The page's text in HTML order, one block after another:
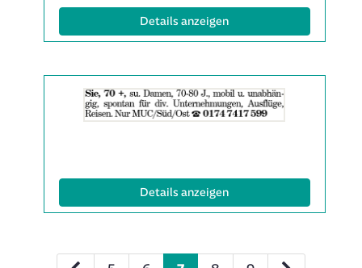
Details anzeigen(ID: 2061993)
der
Anzeige
Details anzeigen(ID: 2061995)